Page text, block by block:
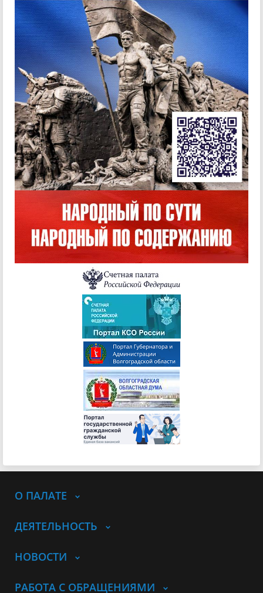
О ПАЛАТЕ
ДЕЯТЕЛЬНОСТЬ
НОВОСТИ
РАБОТА С ОБРАЩЕНИЯМИ